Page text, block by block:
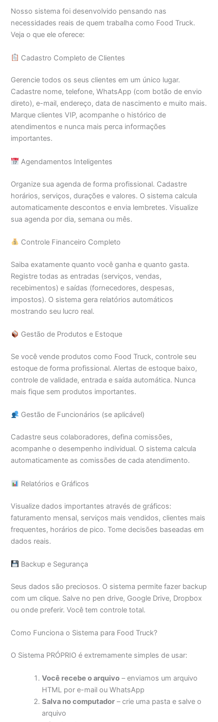
Nosso sistema foi desenvolvido pensando nas
necessidades reais de quem trabalha como Food Truck.
Veja o que ele oferece:
Cadastro Completo de Clientes
Gerencie todos os seus clientes em um único lugar.
Cadastre nome, telefone, WhatsApp (com botão de envio
direto), e-mail, endereço, data de nascimento e muito mais.
Marque clientes VIP, acompanhe o histórico de
atendimentos e nunca mais perca informações
importantes.
Agendamentos Inteligentes
Organize sua agenda de forma profissional. Cadastre
horários, serviços, durações e valores. O sistema calcula
automaticamente descontos e envia lembretes. Visualize
sua agenda por dia, semana ou mês.
Controle Financeiro Completo
Saiba exatamente quanto você ganha e quanto gasta.
Registre todas as entradas (serviços, vendas,
recebimentos) e saídas (fornecedores, despesas,
impostos). O sistema gera relatórios automáticos
mostrando seu lucro real.
Gestão de Produtos e Estoque
Se você vende produtos como Food Truck, controle seu
estoque de forma profissional. Alertas de estoque baixo,
controle de validade, entrada e saída automática. Nunca
mais fique sem produtos importantes.
Gestão de Funcionários (se aplicável)
Cadastre seus colaboradores, defina comissões,
acompanhe o desempenho individual. O sistema calcula
automaticamente as comissões de cada atendimento.
Relatórios e Gráficos
Visualize dados importantes através de gráficos:
faturamento mensal, serviços mais vendidos, clientes mais
frequentes, horários de pico. Tome decisões baseadas em
dados reais.
Backup e Segurança
Seus dados são preciosos. O sistema permite fazer backup
com um clique. Salve no pen drive, Google Drive, Dropbox
ou onde preferir. Você tem controle total.
Como Funciona o Sistema para Food Truck?
O Sistema PRÓPRIO é extremamente simples de usar:
Você recebe o arquivo – enviamos um arquivo
HTML por e-mail ou WhatsApp
Salva no computador – crie uma pasta e salve o
arquivo